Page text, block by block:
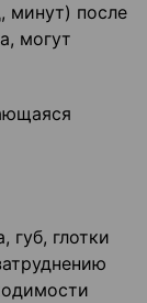
минут) после
могут
губ, глотки